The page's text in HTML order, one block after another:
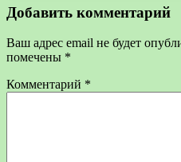
Добавить комментарий
Ваш адрес email не будет
помечены *
Комментарий *